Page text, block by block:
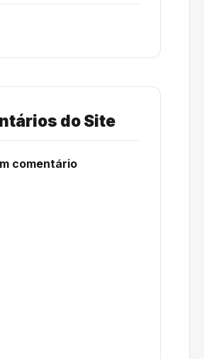
do Site
comentário